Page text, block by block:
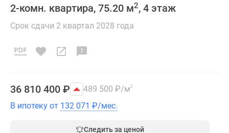
2-комн. квартира, 75.20 м2, 4 этаж
Срок сдачи 2 квартал 2028 года
36 810 400 ₽ 489 500 ₽/м2
В ипотеку от 132 071 ₽/мес.
Следить за ценой